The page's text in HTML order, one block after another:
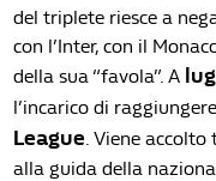
del triplete riesce a
con l’Inter, con il
della sua “favola”. A
l’incarico di
League. Viene accolto
alla guida della